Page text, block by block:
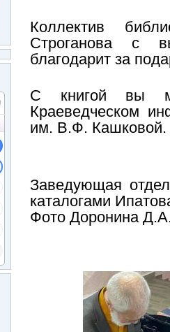
Коллектив
Строганова с
благодарит за
С книгой вы
Краеведческом
им. В.Ф. Кашковой.
Заведующая
каталогами
Фото Доронина